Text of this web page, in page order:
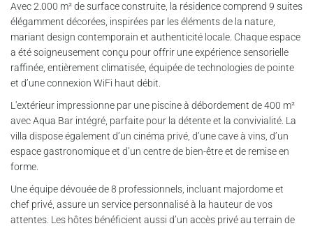
Avec 2.000 m² de surface construite, la résidence comprend 9 suites
élégamment décorées, inspirées par les éléments de la nature,
mariant design contemporain et authenticité locale. Chaque espace
a été soigneusement conçu pour offrir une expérience sensorielle
raffinée, entièrement climatisée, équipée de technologies de pointe
et d’une connexion WiFi haut débit.
L'extérieur impressionne par une piscine à débordement de 400 m²
avec Aqua Bar intégré, parfaite pour la détente et la convivialité. La
villa dispose également d’un cinéma privé, d’une cave à vins, d’un
espace gastronomique et d’un centre de bien-être et de remise en
forme.
Une équipe dévouée de 8 professionnels, incluant majordome et
chef privé, assure un service personnalisé à la hauteur de vos
attentes. Les hôtes bénéficient aussi d’un accès privé au terrain de